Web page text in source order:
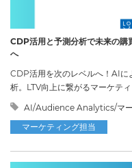
CDP活用と予測分析で未来の購
へ
CDP活用を次のレベルへ！AIに
析。LTV向上に繋がるマーケテ
AI/Audience Analytics/マ
マーケティング担当